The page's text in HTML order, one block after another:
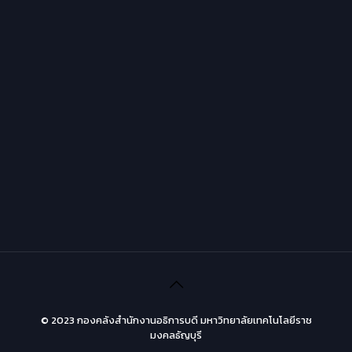
© 2023 กองคลังสำนักงานอธิการบดี มหาวิทยาลัยเทคโนโลยีราช
มงคลธัญบุรี